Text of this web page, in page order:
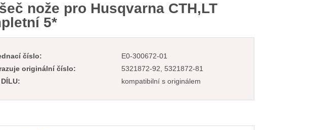
nože pro Husqvarna CTH,LT
5*
číslo:
E0-300672-01
originální číslo:
5321872-92, 5321872-81
kompatibilní s originálem